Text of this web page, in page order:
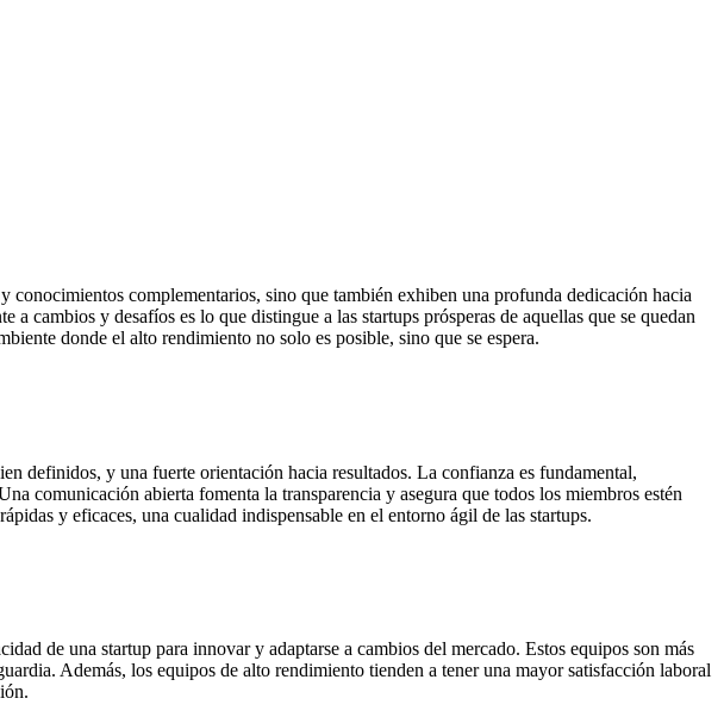
complementarios, sino que también exhiben una profunda dedicación hacia
cambios y desafíos es lo que distingue a las startups prósperas de aquellas que se quedan
donde el alto rendimiento no solo es posible, sino que se espera.
definidos, y una fuerte orientación hacia resultados. La confianza es fundamental,
comunicación abierta fomenta la transparencia y asegura que todos los miembros estén
y eficaces, una cualidad indispensable en el entorno ágil de las startups.
de una startup para innovar y adaptarse a cambios del mercado. Estos equipos son más
Además, los equipos de alto rendimiento tienden a tener una mayor satisfacción laboral